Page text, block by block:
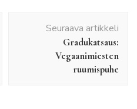
Seuraava artikkeli
Gradukatsaus:
Vegaanimiesten
ruumispuhe